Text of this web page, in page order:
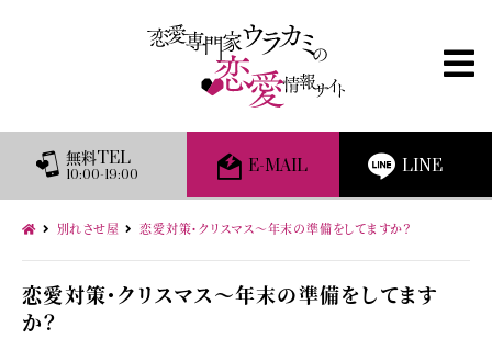
無料TEL
10:00-19:00 E-MAIL LINE
別れさせ屋 恋愛対策・クリスマス～年末の準備をしてますか？
恋愛対策・クリスマス～年末の準備をしてます
か？